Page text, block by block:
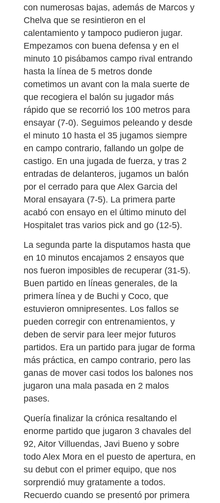
con numerosas bajas, además de Marcos y
Chelva que se resintieron en el
calentamiento y tampoco pudieron jugar.
Empezamos con buena defensa y en el
minuto 10 pisábamos campo rival entrando
hasta la línea de 5 metros donde
cometimos un avant con la mala suerte de
que recogiera el balón su jugador más
rápido que se recorrió los 100 metros para
ensayar (7-0). Seguimos peleando y desde
el minuto 10 hasta el 35 jugamos siempre
en campo contrario, fallando un golpe de
castigo. En una jugada de fuerza, y tras 2
entradas de delanteros, jugamos un balón
por el cerrado para que Alex Garcia del
Moral ensayara (7-5). La primera parte
acabó con ensayo en el último minuto del
Hospitalet tras varios pick and go (12-5).
La segunda parte la disputamos hasta que
en 10 minutos encajamos 2 ensayos que
nos fueron imposibles de recuperar (31-5).
Buen partido en líneas generales, de la
primera línea y de Buchi y Coco, que
estuvieron omnipresentes. Los fallos se
pueden corregir con entrenamientos, y
deben de servir para leer mejor futuros
partidos. Era un partido para jugar de forma
más práctica, en campo contrario, pero las
ganas de mover casi todos los balones nos
jugaron una mala pasada en 2 malos
pases.
Quería finalizar la crónica resaltando el
enorme partido que jugaron 3 chavales del
92, Aitor Villuendas, Javi Bueno y sobre
todo Alex Mora en el puesto de apertura, en
su debut con el primer equipo, que nos
sorprendió muy gratamente a todos.
Recuerdo cuando se presentó por primera